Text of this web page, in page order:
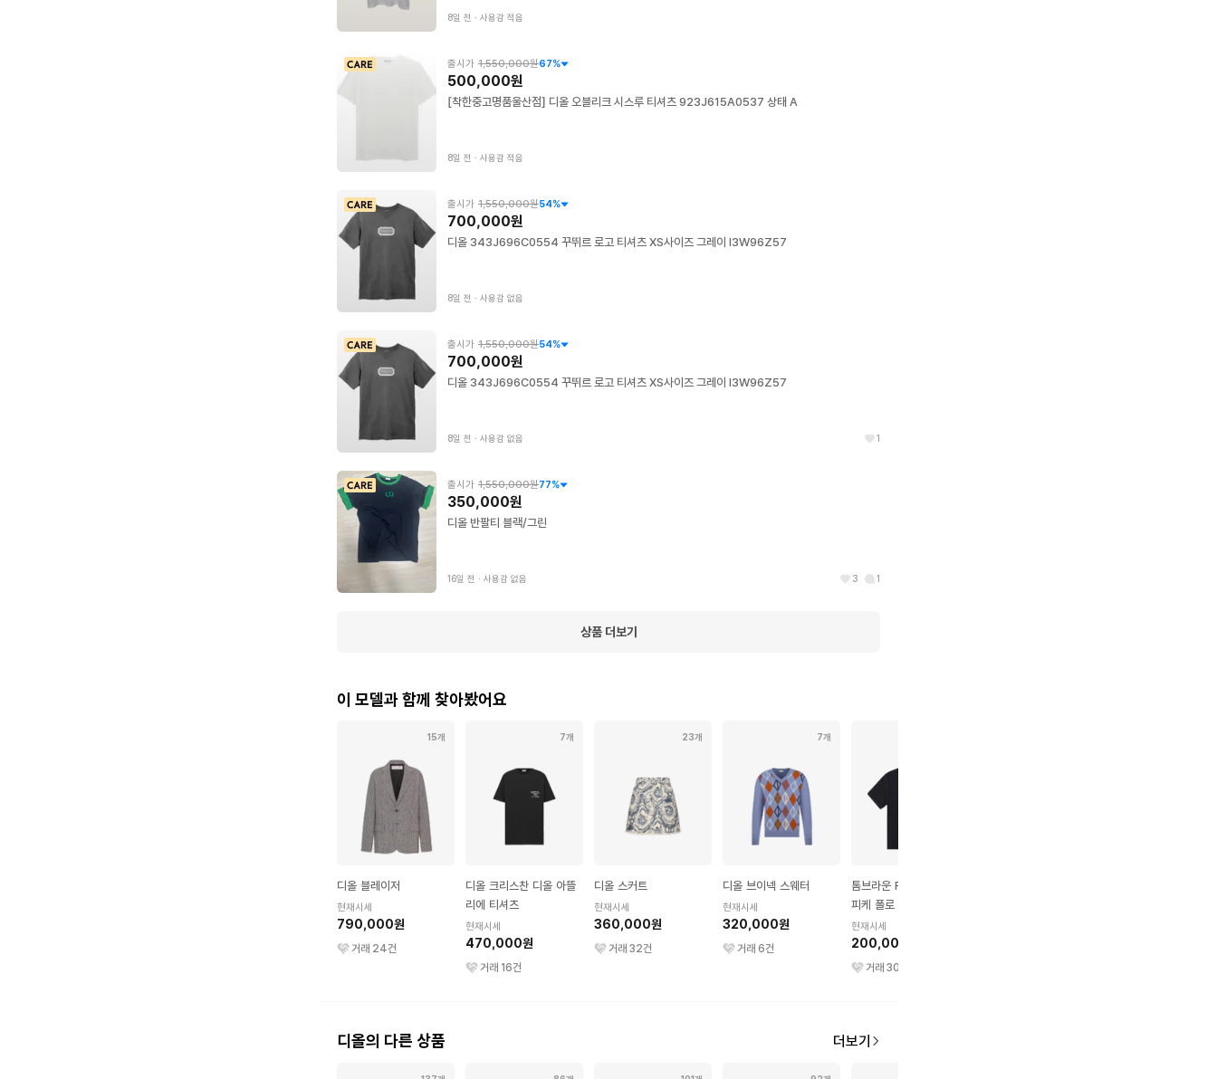
8일 전 ∙ 사용감 적음
출시가 1,550,000원67%
500,000원
[착한중고명품울산점] 디올 오블리크 시스루 티셔츠 923J615A0537 상태 A
8일 전 ∙ 사용감 적음
출시가 1,550,000원54%
700,000원
디올 343J696C0554 꾸뛰르 로고 티셔츠 XS사이즈 그레이 I3W96Z57
8일 전 ∙ 사용감 없음
출시가 1,550,000원54%
700,000원
디올 343J696C0554 꾸뛰르 로고 티셔츠 XS사이즈 그레이 I3W96Z57
8일 전 ∙ 사용감 없음 1
출시가 1,550,000원77%
350,000원
디올 반팔티 블랙/그린
16일 전 ∙ 사용감 없음 3 1
상품 더보기
이 모델과 함께 찾아봤어요
15개
디올 블레이저
현재시세
790,000원
거래 24건
7개
디올 크리스찬 디올 아뜰
리에 티셔츠
현재시세
470,000원
거래 16건
23개
디올 스커트
현재시세
360,000원
거래 32건
7개
디올 브이넥 스웨터
현재시세
320,000원
거래 6건
톰브라운 RWB 포켓 트림
피케 폴로 셔츠
현재시세
200,000원
거래 30
디올의 다른 상품 더보기